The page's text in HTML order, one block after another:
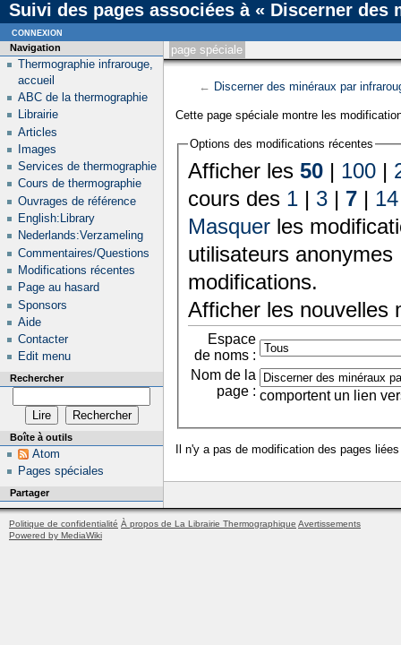
Suivi des pages associées à « Discerner des
page spéciale
← Discerner des minéraux par
Cette page spéciale montre les
Options des modifications récentes
Afficher les 50| 100|
cours des 1| 3| 7| 14
Masquerles
utilisateurs
modifications.
Afficher les nouvelles
Espace
de noms :
Nom de la
page : comportent un lien
Il n'y a pas de modification des pages
Navigation
Thermographie infrarouge,
accueil
ABC de la thermographie
Librairie
Articles
Images
Services de thermographie
Cours de thermographie
Ouvrages de référence
English:Library
Nederlands:Verzameling
Commentaires/Questions
Modifications récentes
Page au hasard
Sponsors
Aide
Contacter
Edit menu
Rechercher
Boîte à outils
Atom
Pages spéciales
Partager
connexion
Politique de confidentialité À propos de La Librairie Thermographique Avertissements
Powered by MediaWiki